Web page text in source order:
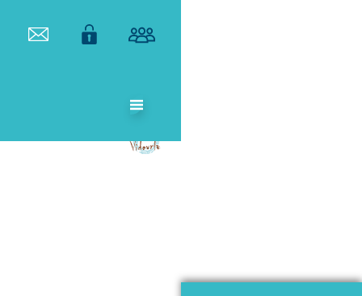
ETABLISSEMENT
PUBLIC
TERRITORIAL